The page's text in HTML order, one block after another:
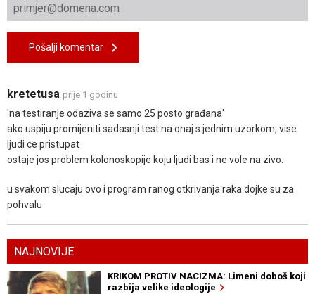
Pošalji komentar
kretetusa prije 1 godinu
'na testiranje odaziva se samo 25 posto građana'
ako uspiju promijeniti sadasnji test na onaj s jednim uzorkom, vise
ljudi ce pristupat
ostaje jos problem kolonoskopije koju ljudi bas i ne vole na zivo.
u svakom slucaju ovo i program ranog otkrivanja raka dojke su za
pohvalu
NAJNOVIJE
KRIKOM PROTIV NACIZMA: Limeni doboš koji
razbija velike ideologije